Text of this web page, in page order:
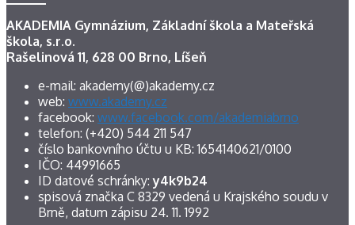
AKADEMIA Gymnázium, Základní škola a Mateřská
škola, s.r.o.
Rašelinová 11, 628 00 Brno, Líšeň
e-mail: akademy(@)akademy.cz
web: www.akademy.cz
facebook: www.facebook.com/akademiabrno
telefon: (+420) 544 211 547
číslo bankovního účtu u KB: 1654140621/0100
IČO: 44991665
ID datové schránky:y4k9b24
spisová značka C 8329 vedená u Krajského soudu v
Brně, datum zápisu 24. 11. 1992